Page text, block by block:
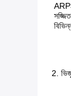
2.